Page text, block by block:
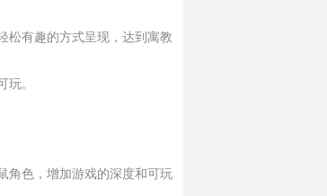
松有趣的方式呈现，达到寓教
。
角色，增加游戏的深度和可玩